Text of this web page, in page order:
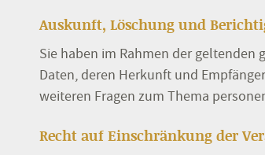
Auskunft, Löschung und
Sie haben im Rahmen der
Daten, deren Herkunft und
weiteren Fragen zum Thema
Recht auf Einschränkung der